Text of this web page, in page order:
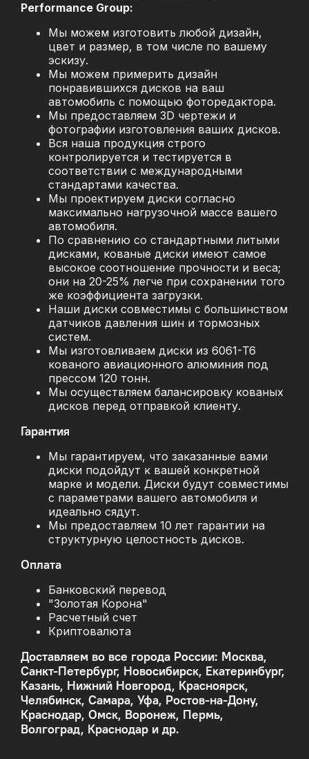
Performance Group:
Мы можем изготовить любой дизайн,
цвет и размер, в том числе по вашему
эскизу.
Мы можем примерить дизайн
понравившихся дисков на ваш
автомобиль с помощью фоторедактора.
Мы предоставляем 3D чертежи и
фотографии изготовления ваших дисков.
Вся наша продукция строго
контролируется и тестируется в
соответствии с международными
стандартами качества.
Мы проектируем диски согласно
максимально нагрузочной массе вашего
автомобиля.
По сравнению со стандартными литыми
дисками, кованые диски имеют самое
высокое соотношение прочности и веса;
они на 20-25% легче при сохранении того
же коэффициента загрузки.
Наши диски совместимы с большинством
датчиков давления шин и тормозных
систем.
Мы изготовливаем диски из 6061-T6
кованого авиационного алюминия под
прессом 120 тонн.
Мы осуществляем балансировку кованых
дисков перед отправкой клиенту.
Гарантия
Мы гарантируем, что заказанные вами
диски подойдут к вашей конкретной
марке и модели. Диски будут совместимы
с параметрами вашего автомобиля и
идеально сядут.
Мы предоставляем 10 лет гарантии на
структурную целостность дисков.
Оплата
Банковский перевод
"Золотая Корона"
Расчетный счет
Криптовалюта
Доставляем во все города России: Москва,
Санкт-Петербург, Новосибирск, Екатеринбург,
Казань, Нижний Новгород, Красноярск,
Челябинск, Самара, Уфа, Ростов-на-Дону,
Краснодар, Омск, Воронеж, Пермь,
Волгоград, Краснодар и др.